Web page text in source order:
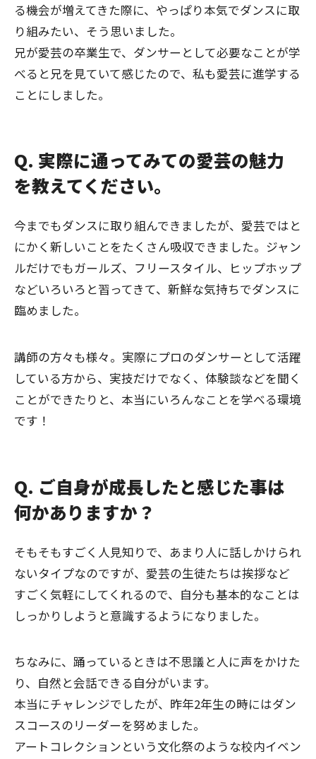
る機会が増えてきた際に、やっぱり本気でダンスに取
り組みたい、そう思いました。
兄が愛芸の卒業生で、ダンサーとして必要なことが学
べると兄を見ていて感じたので、私も愛芸に進学する
ことにしました。
Q. 実際に通ってみての愛芸の魅力
を教えてください。
今までもダンスに取り組んできましたが、愛芸ではと
にかく新しいことをたくさん吸収できました。ジャン
ルだけでもガールズ、フリースタイル、ヒップホップ
などいろいろと習ってきて、新鮮な気持ちでダンスに
臨めました。
講師の方々も様々。実際にプロのダンサーとして活躍
している方から、実技だけでなく、体験談などを聞く
ことができたりと、本当にいろんなことを学べる環境
です！
Q. ご自身が成長したと感じた事は
何かありますか？
そもそもすごく人見知りで、あまり人に話しかけられ
ないタイプなのですが、愛芸の生徒たちは挨拶など
すごく気軽にしてくれるので、自分も基本的なことは
しっかりしようと意識するようになりました。
ちなみに、踊っているときは不思議と人に声をかけた
り、自然と会話できる自分がいます。
本当にチャレンジでしたが、昨年2年生の時にはダン
スコースのリーダーを努めました。
アートコレクションという文化祭のような校内イベン